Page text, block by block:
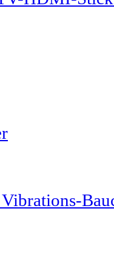
Vibrations-